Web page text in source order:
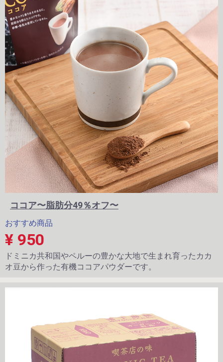
ココア〜脂肪分49％オフ〜
おすすめ商品
¥ 950
ドミニカ共和国やペルーの豊かな大地で生まれ育ったカカ
オ豆から作った有機ココアパウダーです。